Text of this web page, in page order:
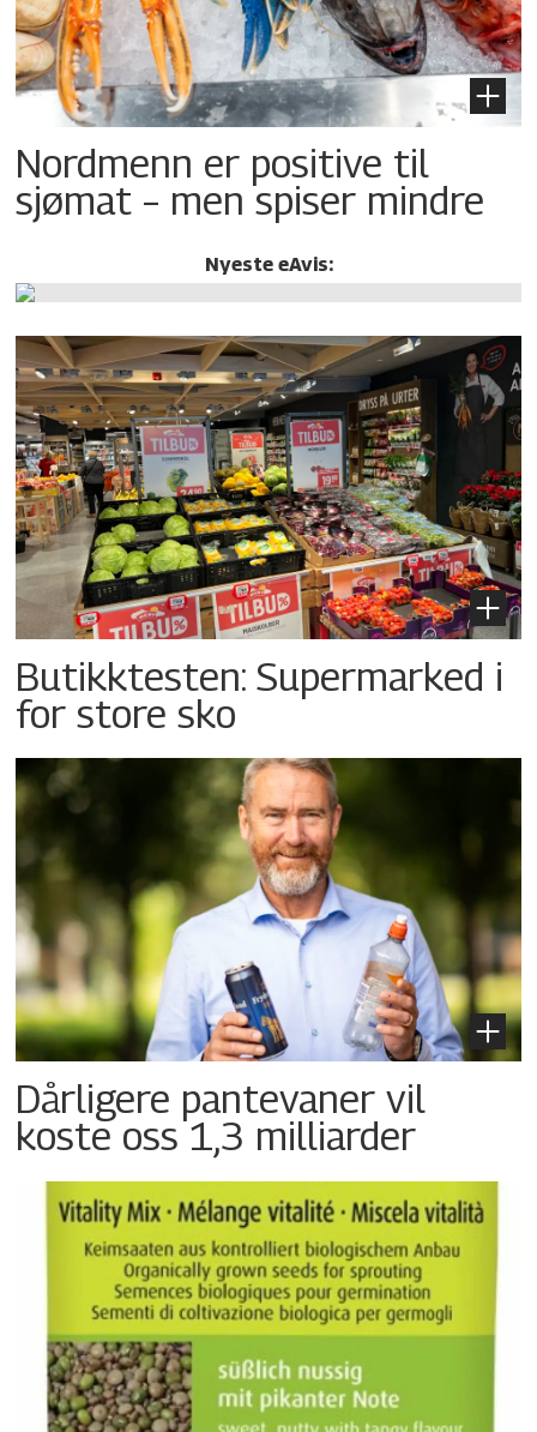
Nordmenn er positive til
sjømat – men spiser mindre
Nyeste eAvis:
Butikktesten: Supermarked i
for store sko
Dårligere pantevaner vil
koste oss 1,3 milliarder